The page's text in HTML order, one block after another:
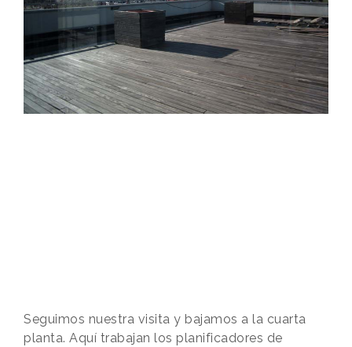
Seguimos nuestra visita y bajamos a la cuarta
planta. Aquí trabajan los planificadores de